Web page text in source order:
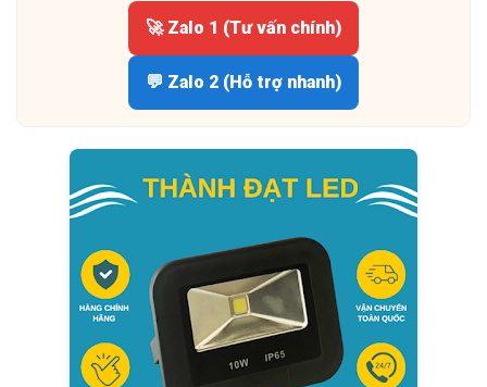
🚀 Zalo 1 (Tư vấn chính)
💬 Zalo 2 (Hỗ trợ nhanh)